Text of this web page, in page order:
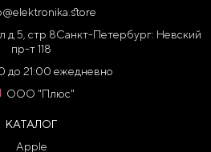
д 5, стр 8Санкт-Петербург: Невский
пр-т 118
до 21:00 ежедневно
ООО "Плюс"
КАТАЛОГ
Apple